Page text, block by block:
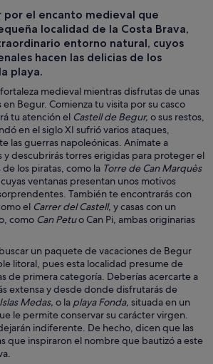
el encanto medieval que
localidad de la Costa Brava,
entorno natural, cuyos
hacen las delicias de los
playa.
medieval mientras disfrutas de unas
Begur. Comienza tu visita por su casco
tu atención el Castell de Begur, o sus restos,
en el siglo XI sufrió varios ataques,
las guerras napoleónicas. Anímate a
y descubrirás torres erigidas para proteger el
los piratas, como la Torre de Can Marquès
cuyas ventanas presentan unos motivos
También te encontrarás con
el Carrer del Castell, y casas con un
como Can Petuo Can Pi, ambas originarias
un paquete de vacaciones de Begur
litoral, pues esta localidad presume de
de primera categoría. Deberías acercarte a
extensa y desde donde disfrutarás de
Islas Medas, o la playa Fonda, situada en un
le permite conservar su carácter virgen.
indiferente. De hecho, dicen que las
que inspiraron el nombre que bautizó a este